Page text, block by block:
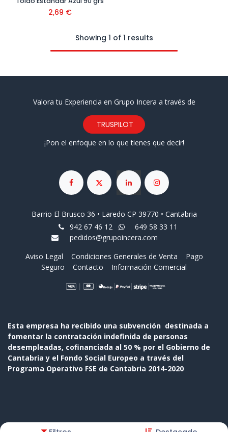
2,69 €
Showing 1 of 1 results
Valora tu Experiencia en Grupo Incera a través de
TRUSPILOT
¡Pon el enfoque en lo que tienes que decir!
Barrio El Brusco 36 • Laredo CP 39770 • Cantabria
942 67 46 12
649 58 33 11
pedidos@grupoincera.com
Aviso Legal
Condiciones Generales de Venta
Pago
Seguro
Contacto Información Comercial
Esta empresa ha recibido una subvención destinada a
fomentar la contratación indefinida de personas
desempleadas, cofinanciada al 50 % por el Gobierno de
Cantabria y el Fondo Social Europeo a través del
Programa Operativo FSE de Cantabria 2014-2020